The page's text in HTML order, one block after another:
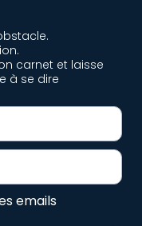
carnet et laisse
à se dire
emails